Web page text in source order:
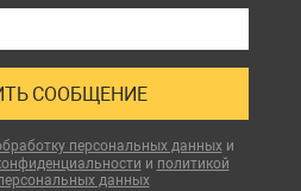
персональных данныхи
и политикой
данных